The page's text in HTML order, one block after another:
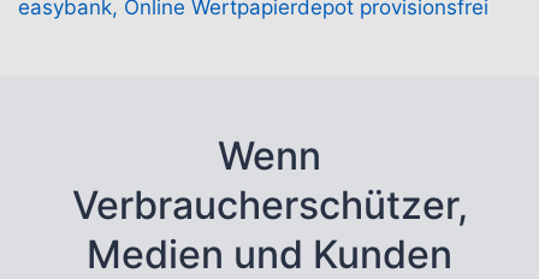
easybank, Online Wertpapierdepot provisionsfrei
Wenn
Verbraucherschützer,
Medien und Kunden